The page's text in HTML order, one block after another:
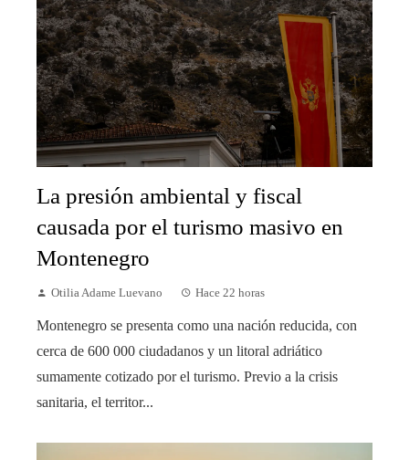
La presión ambiental y fiscal
causada por el turismo masivo en
Montenegro
Otilia Adame Luevano Hace 22 horas
Montenegro se presenta como una nación reducida, con
cerca de 600 000 ciudadanos y un litoral adriático
sumamente cotizado por el turismo. Previo a la crisis
sanitaria, el territor...